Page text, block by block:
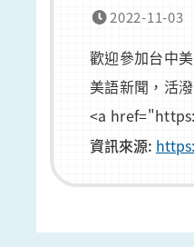
2022-11-03
歡迎參加台中
美語新聞，活
<a
資訊來源: